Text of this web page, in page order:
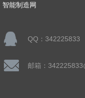
智能制造网
QQ：342225833
邮箱：